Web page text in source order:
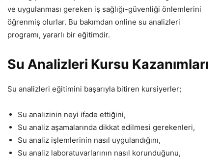
ve uygulanması gereken iş sağlığı-güvenliği önlemlerini
öğrenmiş olurlar. Bu bakımdan online su analizleri
programı, yararlı bir eğitimdir.
Su Analizleri Kursu Kazanımları
Su analizleri eğitimini başarıyla bitiren kursiyerler;
Su analizinin neyi ifade ettiğini,
Su analiz aşamalarında dikkat edilmesi gerekenleri,
Su analiz işlemlerinin nasıl uygulandığını,
Su analiz laboratuvarlarının nasıl korunduğunu,